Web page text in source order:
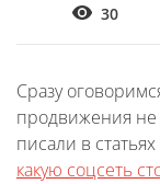
30
Сразу
продвижения
писали в
какую соцсеть